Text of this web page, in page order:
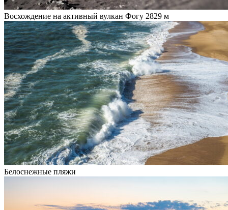
Восхождение на активный вулкан Фогу 2829 м
Белоснежные пляжи